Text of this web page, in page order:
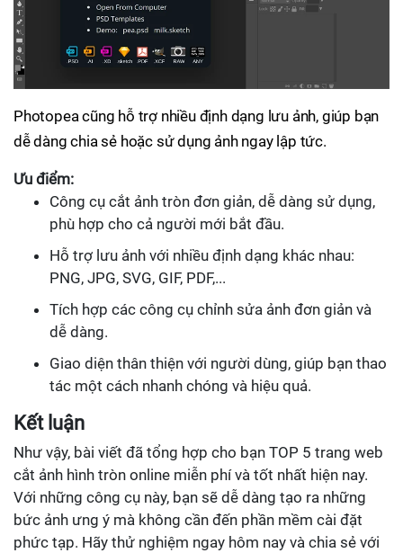
Photopea cũng hỗ trợ nhiều định dạng lưu ảnh, giúp bạn
dễ dàng chia sẻ hoặc sử dụng ảnh ngay lập tức.
Ưu điểm:
Công cụ cắt ảnh tròn đơn giản, dễ dàng sử dụng,
phù hợp cho cả người mới bắt đầu.
Hỗ trợ lưu ảnh với nhiều định dạng khác nhau:
PNG, JPG, SVG, GIF, PDF,...
Tích hợp các công cụ chỉnh sửa ảnh đơn giản và
dễ dàng.
Giao diện thân thiện với người dùng, giúp bạn thao
tác một cách nhanh chóng và hiệu quả.
Kết luận
Như vậy, bài viết đã tổng hợp cho bạn TOP 5 trang web
cắt ảnh hình tròn online miễn phí và tốt nhất hiện nay.
Với những công cụ này, bạn sẽ dễ dàng tạo ra những
bức ảnh ưng ý mà không cần đến phần mềm cài đặt
phức tạp. Hãy thử nghiệm ngay hôm nay và chia sẻ với